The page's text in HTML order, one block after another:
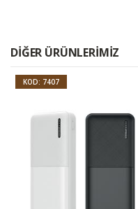
DIĞER ÜRÜNLERIMIZ
KOD: 7407